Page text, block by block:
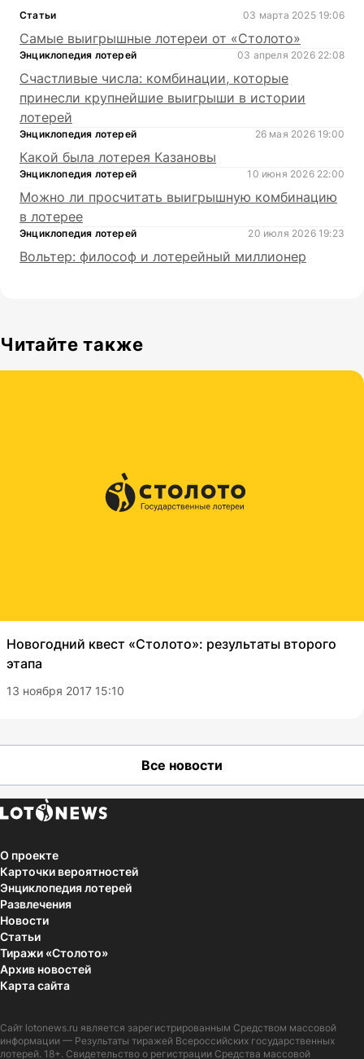
Статьи 03 марта 2025 19:06
Самые выигрышные лотереи от «Столото»
Энциклопедия лотерей 03 апреля 2026 22:08
Счастливые числа: комбинации, которые
принесли крупнейшие выигрыши в истории
лотерей
Энциклопедия лотерей 26 мая 2026 19:00
Какой была лотерея Казановы
Энциклопедия лотерей 10 июня 2026 22:00
Можно ли просчитать выигрышную комбинацию
в лотерее
Энциклопедия лотерей 20 июля 2026 19:23
Вольтер: философ и лотерейный миллионер
Читайте также
Новогодний квест «Столото»: результаты второго
этапа
13 ноября 2017 15:10
Все новости
О проекте
Карточки вероятностей
Энциклопедия лотерей
Развлечения
Новости
Статьи
Тиражи «Столото»
Архив новостей
Карта сайта
Сайт lotonews.ru является зарегистрированным Средством массовой
информации — Результаты тиражей Всероссийских государственных
лотерей. 18+. Свидетельство о регистрации Средства массовой